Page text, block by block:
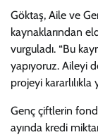
Göktaş, Aile ve
kaynaklarından
vurguladı. “Bu
yapıyoruz. Aileyi
projeyi
Genç çiftlerin
ayında kredi